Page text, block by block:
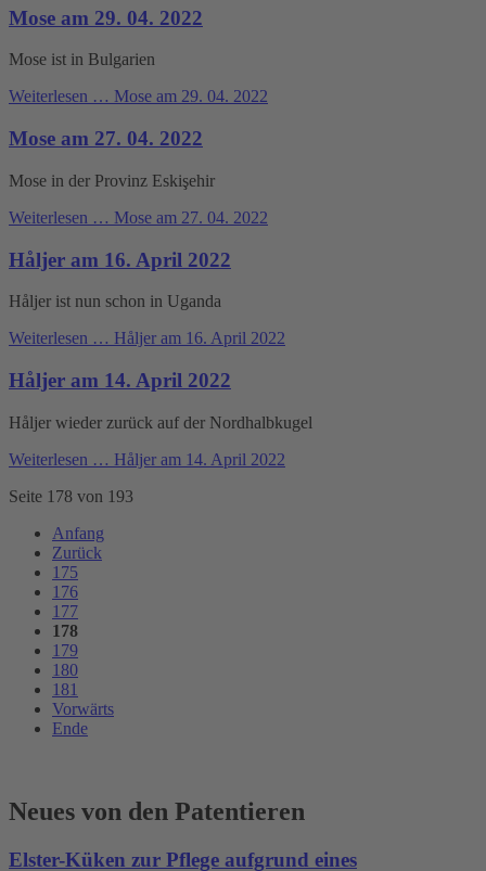
Mose am 29. 04. 2022
Mose ist in Bulgarien
Weiterlesen … Mose am 29. 04. 2022
Mose am 27. 04. 2022
Mose in der Provinz Eskişehir
Weiterlesen … Mose am 27. 04. 2022
Håljer am 16. April 2022
Håljer ist nun schon in Uganda
Weiterlesen … Håljer am 16. April 2022
Håljer am 14. April 2022
Håljer wieder zurück auf der Nordhalbkugel
Weiterlesen … Håljer am 14. April 2022
Seite 178 von 193
Anfang
Zurück
175
176
177
178
179
180
181
Vorwärts
Ende
Neues von den Patentieren
Elster-Küken zur Pflege aufgrund eines